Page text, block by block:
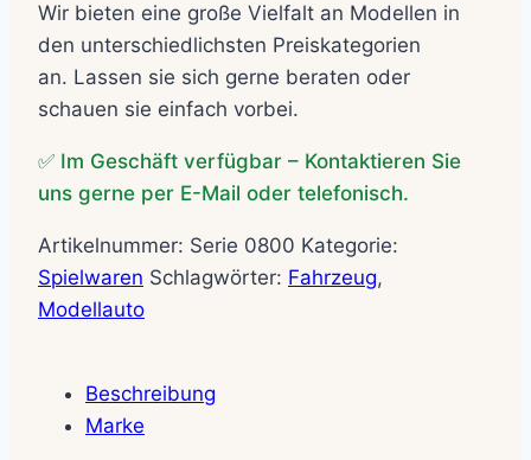
Wir bieten eine große Vielfalt an Modellen in
den unterschiedlichsten Preiskategorien
an. Lassen sie sich gerne beraten oder
schauen sie einfach vorbei.
✅ Im Geschäft verfügbar – Kontaktieren Sie
uns gerne per E-Mail oder telefonisch.
Artikelnummer: Serie 0800 Kategorie:
Spielwaren Schlagwörter: Fahrzeug,
Modellauto
Beschreibung
Marke